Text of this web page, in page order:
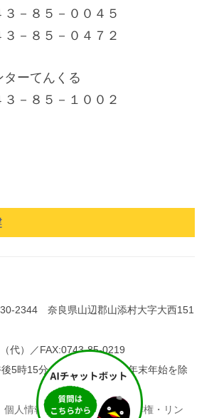
３－８５－００４５
３－８５－０４７２
ーてんくる
３－８５－１００２
2344 奈良県山辺郡山添村大字大西151
代）／FAX:0743-85-0219
5時15分（土・日・祝日、年末年始を除
個人情報の取り扱い ｜ 著作権・リン